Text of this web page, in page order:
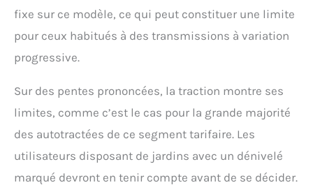
fixe sur ce modèle, ce qui peut constituer une limite
pour ceux habitués à des transmissions à variation
progressive.
Sur des pentes prononcées, la traction montre ses
limites, comme c’est le cas pour la grande majorité
des autotractées de ce segment tarifaire. Les
utilisateurs disposant de jardins avec un dénivelé
marqué devront en tenir compte avant de se décider.